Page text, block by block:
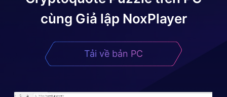
cùng Giả lập NoxPlayer
Tải về bản PC